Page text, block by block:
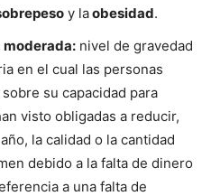
y laobesidad.
moderada: nivel de gravedad
en el cual las personas
su capacidad para
visto obligadas a reducir,
la calidad o la cantidad
debido a la falta de dinero
a una falta de